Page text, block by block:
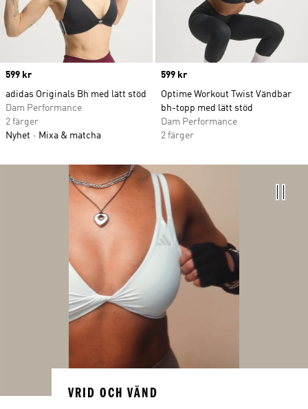
Price
599 kr
adidas Originals Bh med lätt stöd
Dam Performance
2 färger
Nyhet
Mixa & matcha
Price
599 kr
Optime Workout Twist Vändbar
bh-topp med lätt stöd
Dam Performance
2 färger
VRID OCH VÄND